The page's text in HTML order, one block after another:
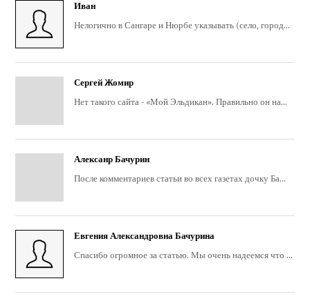
Иван
Нелогично в Сангаре и Нюрбе указывать (село, город...
Сергей Жомир
Нет такого сайта - «Мой Эльдикан». Правильно он на...
Алексанр Бачурин
После комментариев статьи во всех газетах дочку Ба...
Евгения Александровна Бачурина
Спасибо огромное за статью. Мы очень надеемся что ...